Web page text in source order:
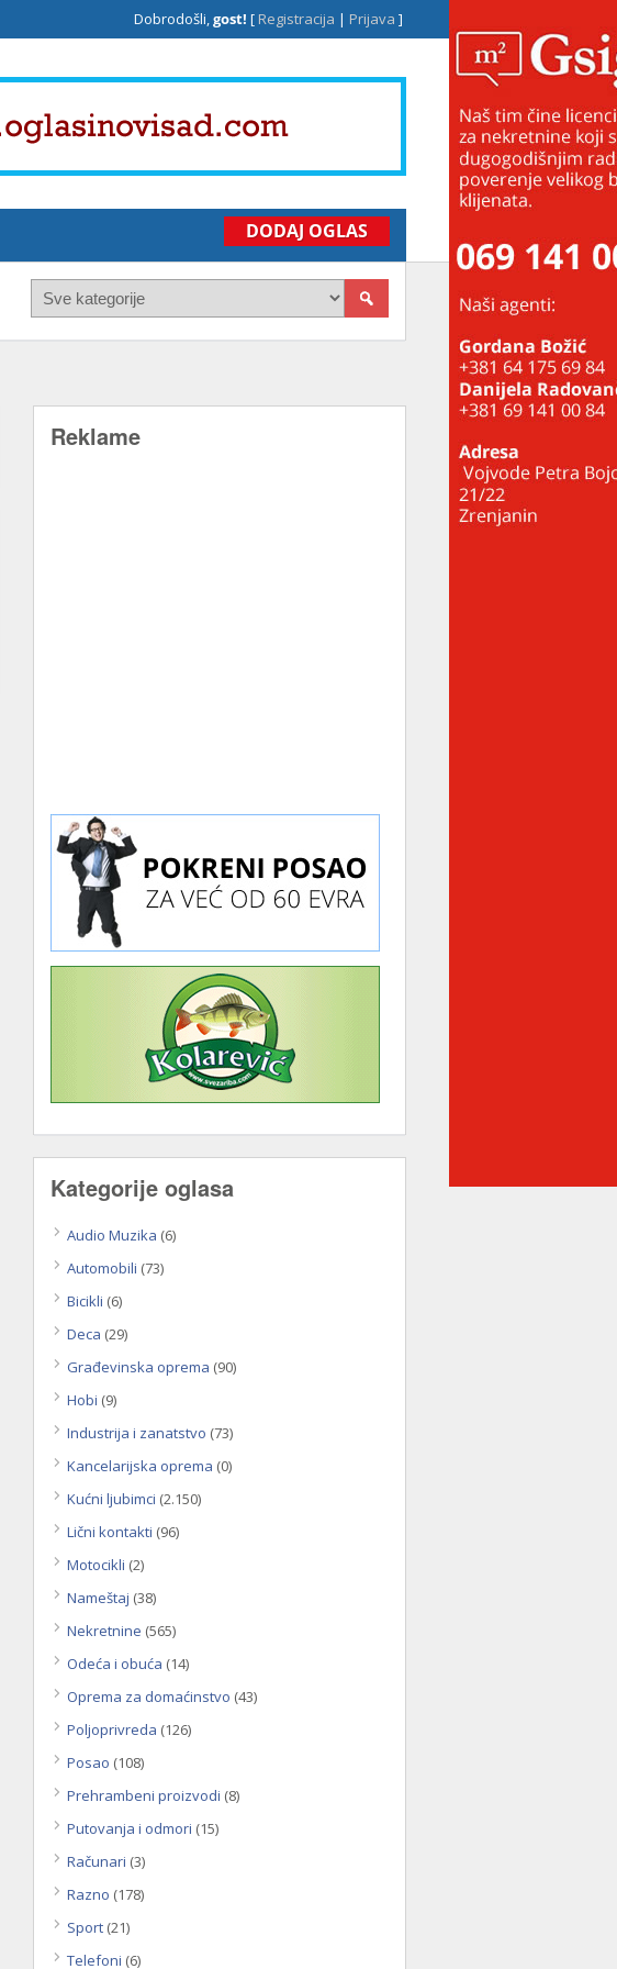
Dobrodošli,gost! [Registracija | Prijava ]
DODAJ OGLAS
Reklame
Kategorije oglasa
Audio Muzika (6)
Automobili (73)
Bicikli (6)
Deca (29)
Građevinska oprema (90)
Hobi (9)
Industrija i zanatstvo (73)
Kancelarijska oprema (0)
Kućni ljubimci (2.150)
Lični kontakti (96)
Motocikli (2)
Nameštaj (38)
Nekretnine (565)
Odeća i obuća (14)
Oprema za domaćinstvo (43)
Poljoprivreda (126)
Posao (108)
Prehrambeni proizvodi (8)
Putovanja i odmori (15)
Računari (3)
Razno (178)
Sport (21)
Telefoni (6)